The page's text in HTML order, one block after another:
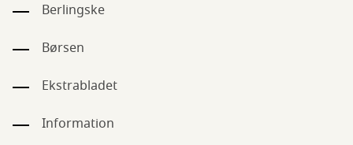
Berlingske
Børsen
Ekstrabladet
Information